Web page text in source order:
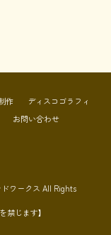
作
ディスコゴラフィ
お問い合わせ
ワークス All Rights
禁じます】